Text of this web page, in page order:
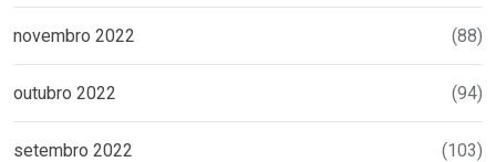
novembro 2022 (88)
outubro 2022 (94)
setembro 2022 (103)